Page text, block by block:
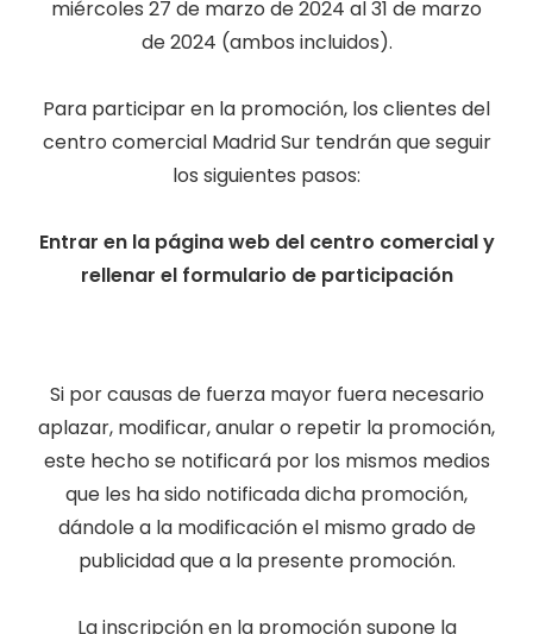
miércoles 27 de marzo de 2024 al 31 de marzo
de 2024 (ambos incluidos).
Para participar en la promoción, los clientes del
centro comercial Madrid Sur tendrán que seguir
los siguientes pasos:
Entrar en la página web del centro comercial y
rellenar el formulario de participación
Si por causas de fuerza mayor fuera necesario
aplazar, modificar, anular o repetir la promoción,
este hecho se notificará por los mismos medios
que les ha sido notificada dicha promoción,
dándole a la modificación el mismo grado de
publicidad que a la presente promoción.
La inscripción en la promoción supone la